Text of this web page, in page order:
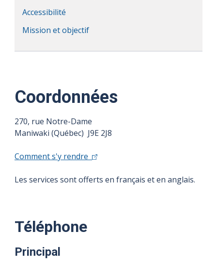
Accessibilité
Mission et objectif
Coordonnées
270, rue Notre-Dame
Maniwaki (Québec) J9E 2J8
Comment s'y rendre
Les services sont offerts en français et en anglais.
Téléphone
Principal